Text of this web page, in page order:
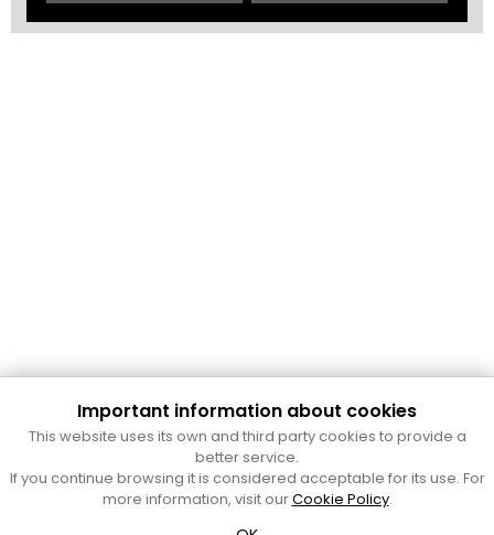
Cultura Mataró
Ajuntament de Mataró
C. de Sant Josep, 9 (Mataró, 08302)
Horari d'obertura: dilluns, dimecres i divendres de 10 a 13 h.
Important information about cookies
This website uses its own and third party cookies to provide a
better service.
If you continue browsing it is considered acceptable for its use. For
more information, visit ourCookie Policy.